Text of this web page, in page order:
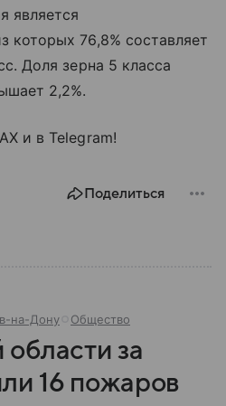
является
которых 76,8% составляет
Доля зерна 5 класса
2,2%.
и в Telegram!
Поделиться
на-Дону Общество
за
16 пожаров